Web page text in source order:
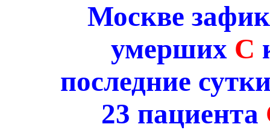
Москве
умершихС
последние
23 пациента